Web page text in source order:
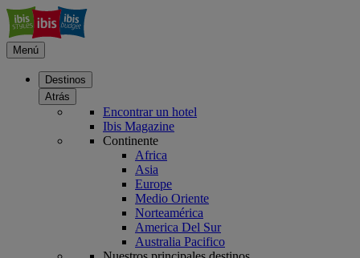
Menú
Destinos
Atrás
Encontrar un hotel
Ibis Magazine
Continente
Africa
Asia
Europe
Medio Oriente
Norteamérica
America Del Sur
Australia Pacifico